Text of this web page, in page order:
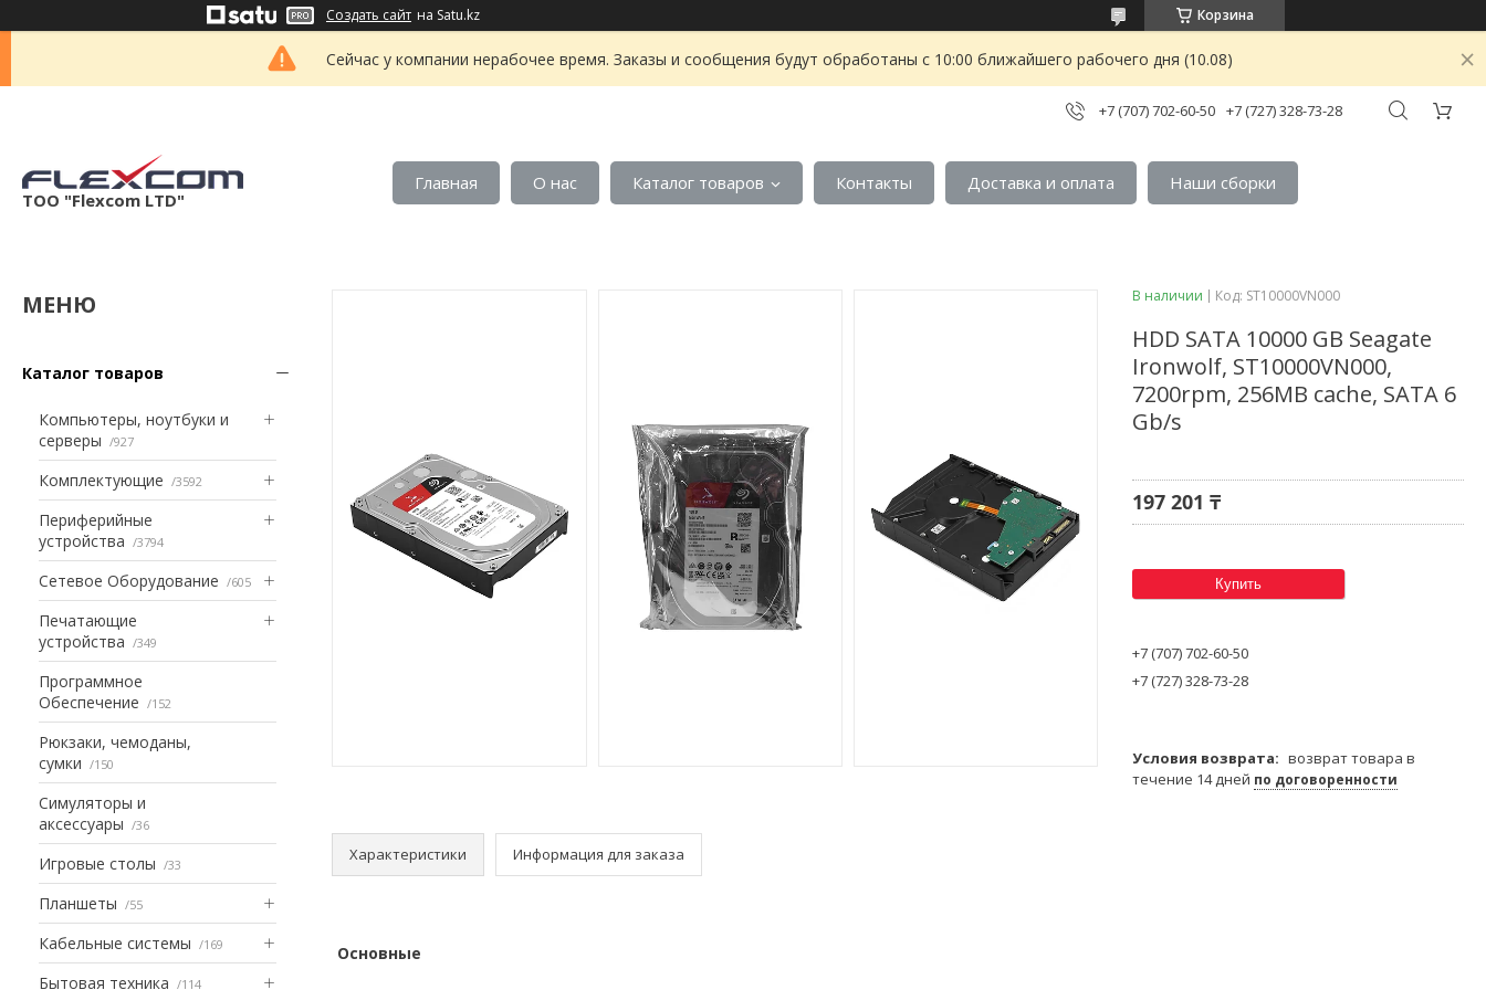
Создать сайт на Satu.kz Корзина
Сейчас у компании нерабочее время. Заказы и сообщения будут обработаны с 10:00 ближайшего рабочего дня (10.08)
+7 (707) 702-60-50 +7 (727) 328-73-28
ТОО "Flexcom LTD"
Главная О нас Каталог товаров Контакты Доставка и оплата Наши сборки
Каталог товаров
Компьютеры, ноутбуки и
серверы
927
Комплектующие 3592
Периферийные
устройства
3794
Сетевое Оборудование 605
Печатающие
устройства
349
Программное
Обеспечение
152
Рюкзаки, чемоданы,
сумки
150
Симуляторы и
аксессуары
36
Игровые столы 33
Планшеты 55
Кабельные системы 169
Бытовая техника 114
Характеристики Информация для заказа
Основные
В наличии Код: ST10000VN000
HDD SATA 10000 GB Seagate
Ironwolf, ST10000VN000,
7200rpm, 256MB cache, SATA 6
Gb/s
197 201 ₸
Купить
+7 (707) 702-60-50
+7 (727) 328-73-28
возврат товара в
течение 14 дней по договоренности